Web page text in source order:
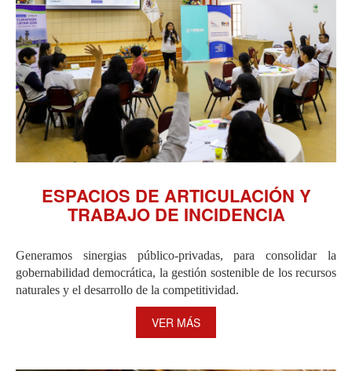
ESPACIOS DE ARTICULACIÓN Y
TRABAJO DE INCIDENCIA
Generamos sinergias público-privadas, para consolidar la
gobernabilidad democrática, la gestión sostenible de los recursos
naturales y el desarrollo de la competitividad.
VER MÁS